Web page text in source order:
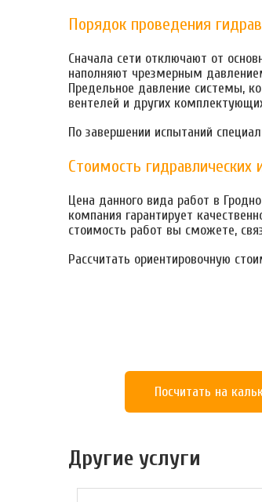
Порядок проведения
Сначала сети отключают от
наполняют чрезмерным
Предельное давление системы,
вентелей и других
По завершении испытаний
Стоимость
Цена данного вида работ в
компания гарантирует
стоимость работ вы сможете,
Рассчитать ориентировочную
Посчитать на
Другие услуги